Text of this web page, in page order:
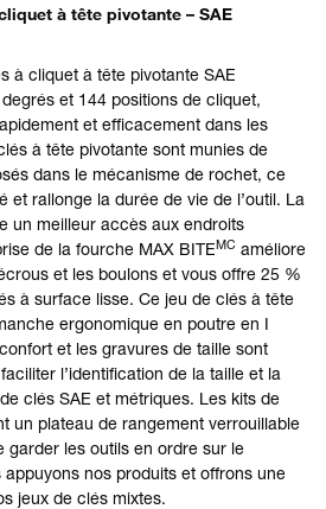
à tête pivotante – SAE
à cliquet à tête pivotante SAE
et 144 positions de cliquet,
et efficacement dans les
à tête pivotante sont munies de
dans le mécanisme de rochet, ce
et rallonge la durée de vie de l’outil. La
un meilleur accès aux endroits
de la fourche MAX BITEMC améliore
et les boulons et vous offre 25 %
à surface lisse. Ce jeu de clés à tête
ergonomique en poutre en I
et les gravures de taille sont
l’identification de la taille et la
clés SAE et métriques. Les kits de
un plateau de rangement verrouillable
garder les outils en ordre sur le
nos produits et offrons une
jeux de clés mixtes.